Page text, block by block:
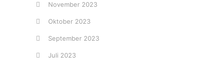
November 2023
Oktober 2023
September 2023
Juli 2023